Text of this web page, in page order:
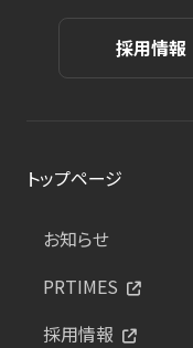
採用情報
トップページ
お知らせ
PRTIMES
採用情報